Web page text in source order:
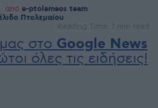
από e-ptolemeos team
Πτολεμαίου
Reading Time: 1 min read
στο Google News
όλες τις ειδήσεις!